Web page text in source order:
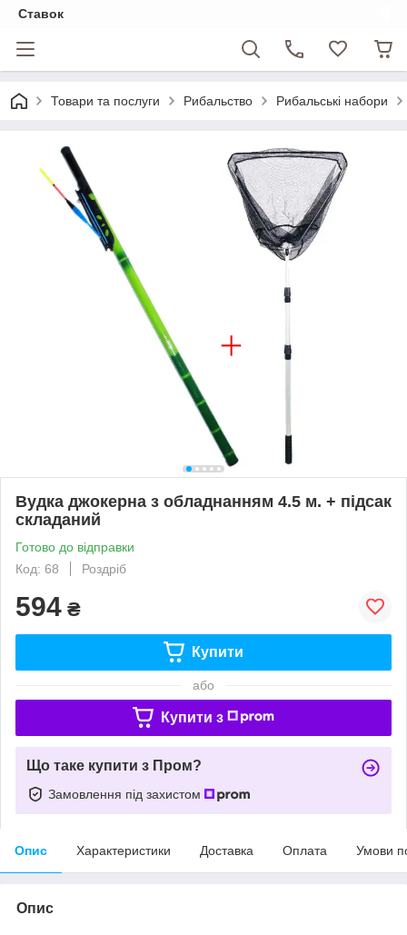
Ставок
Товари та послуги Рибальство Рибальські набори
Вудка джокерна з обладнанням 4.5 м. + підсак
складаний
Готово до відправки
Код: 68
Роздріб
594 ₴
Купити
або
Купити з
Що таке купити з Пром?
Замовлення під захистом
Опис Характеристики Доставка Оплата Умови
Опис